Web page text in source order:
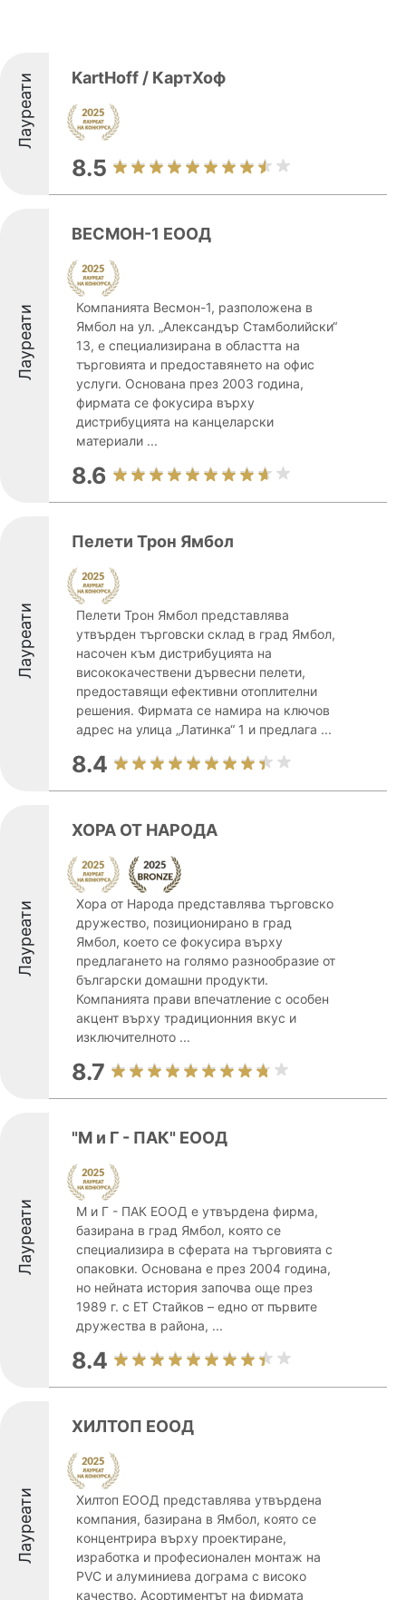
Лауреати KartHoff / КартХоф
8.5
Лауреати
ВЕСМОН-1 ЕООД
Компанията Весмон-1, разположена в
Ямбол на ул. „Александър Стамболийски“
13, е специализирана в областта на
търговията и предоставянето на офис
услуги. Основана през 2003 година,
фирмата се фокусира върху
дистрибуцията на канцеларски
материали ...
8.6
Лауреати
Пелети Трон Ямбол
Пелети Трон Ямбол представлява
утвърден търговски склад в град Ямбол,
насочен към дистрибуцията на
висококачествени дървесни пелети,
предоставящи ефективни отоплителни
решения. Фирмата се намира на ключов
адрес на улица „Латинка“ 1 и предлага ...
8.4
Лауреати
ХОРА ОТ НАРОДА
Хора от Народа представлява търговско
дружество, позиционирано в град
Ямбол, което се фокусира върху
предлагането на голямо разнообразие от
български домашни продукти.
Компанията прави впечатление с особен
акцент върху традиционния вкус и
изключителното ...
8.7
Лауреати
"М и Г - ПАК" ЕООД
М и Г - ПАК ЕООД е утвърдена фирма,
базирана в град Ямбол, която се
специализира в сферата на търговията с
опаковки. Основана е през 2004 година,
но нейната история започва още през
1989 г. с ЕТ Стайков – едно от първите
дружества в района, ...
8.4
Лауреати
ХИЛТОП ЕООД
Хилтоп ЕООД представлява утвърдена
компания, базирана в Ямбол, която се
концентрира върху проектиране,
изработка и професионален монтаж на
PVC и алуминиева дограма с високо
качество. Асортиментът на фирмата